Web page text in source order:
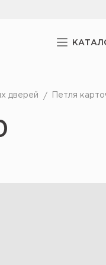
дверей Петля